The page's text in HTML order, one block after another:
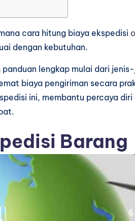
cara hitung biaya ekspedisi
dengan kebutuhan.
lengkap mulai dari
biaya pengiriman secara
ini, membantu percaya diri
Barang